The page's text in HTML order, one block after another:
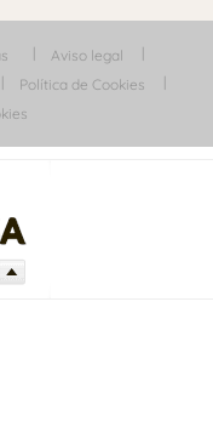
Aviso legal
Política de Cookies